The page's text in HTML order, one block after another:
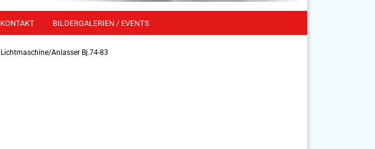
KONTAKT BILDERGALERIEN / EVENTS
Lichtmaschine/Anlasser Bj.74-83